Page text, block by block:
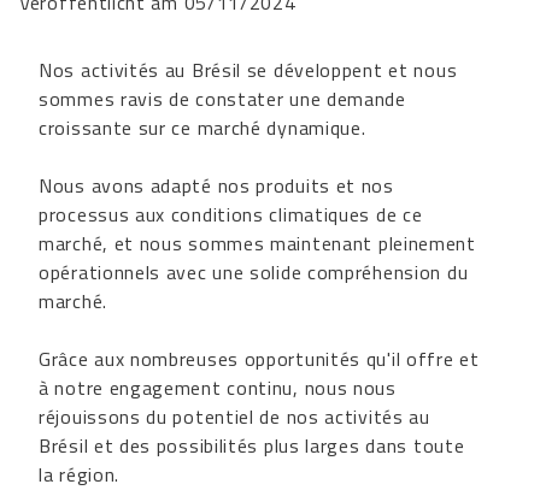
Nos activités au Brésil se développent et nous
sommes ravis de constater une demande
croissante sur ce marché dynamique.
Nous avons adapté nos produits et nos
processus aux conditions climatiques de ce
marché, et nous sommes maintenant pleinement
opérationnels avec une solide compréhension du
marché.
Grâce aux nombreuses opportunités qu'il offre et
à notre engagement continu, nous nous
réjouissons du potentiel de nos activités au
Brésil et des possibilités plus larges dans toute
la région.